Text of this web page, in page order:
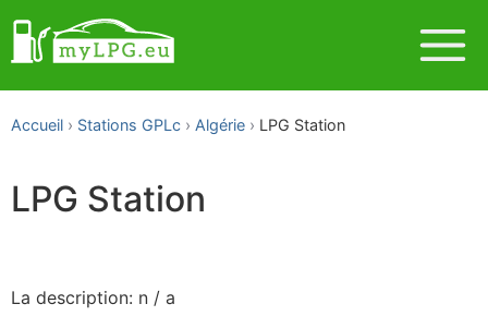
Accueil Stations GPLc Algérie LPG Station
LPG Station
La description: n / a